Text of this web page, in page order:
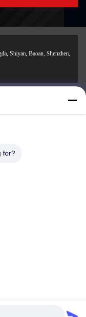
Shiyan, Baoan, Shenzhen,
for?